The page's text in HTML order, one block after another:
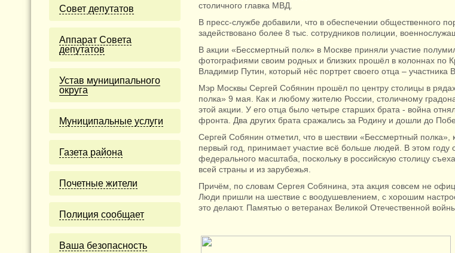
Cовет депутатов
Аппарат Совета
депутатов
Устав муниципального
округа
Муниципальные услуги
Газета района
Почетные жители
Полиция сообщает
Ваша безопасность
столичного главка МВД.
В пресс-службе добавили, что в обеспечении общественного
задействовано более 8 тыс. сотрудников полиции,
В акции «Бессмертный полк» в Москве приняли участие
фотографиями своим родных и близких прошёл в колоннах по
Владимир Путин, который нёс портрет своего отца – участника
Мэр Москвы Сергей Собянин прошёл по центру столицы в
полка» 9 мая. Как и любому жителю России, столичному
этой акции. У его отца было четыре старших брата - война
фронта. Два других брата сражались за Родину и дошли до
Сергей Собянин отметил, что в шествии «Бессмертный полка»,
первый год, принимает участие всё больше людей. В этом году
федерального масштаба, поскольку в российскую столицу
всей страны и из зарубежья.
Причём, по словам Сергея Собянина, эта акция совсем не
Люди пришли на шествие с воодушевлением, с хорошим
это делают. Памятью о ветеранах Великой Отечественной